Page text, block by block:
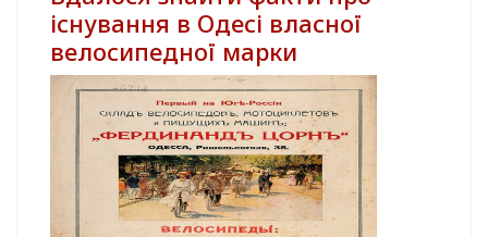
існування в Одесі власної
велосипедної марки